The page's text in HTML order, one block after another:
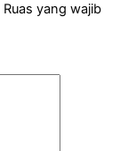
Ruas yang wajib